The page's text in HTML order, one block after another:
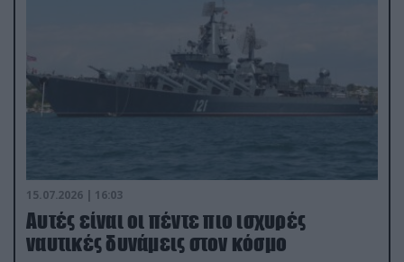
15.07.2026 | 16:03
Aυτές είναι οι πέντε πιο ισχυρές
ναυτικές δυνάμεις στον κόσμο